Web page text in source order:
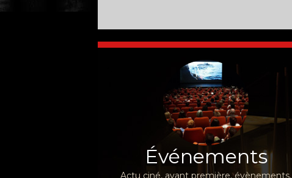
Événements
Actu ciné, avant première, évènements,